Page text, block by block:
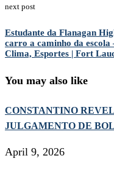
next post
Estudante da Flanagan
carro a caminho da
Clima, Esportes | Fort
You may also like
CONSTANTINO
JULGAMENTO DE
April 9, 2026